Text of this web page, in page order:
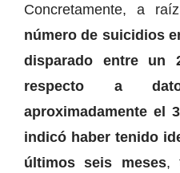
Concretamente, a
número de suicidios
disparado entre un
respecto a
aproximadamente el
indicó haber tenido
últimos seis meses,